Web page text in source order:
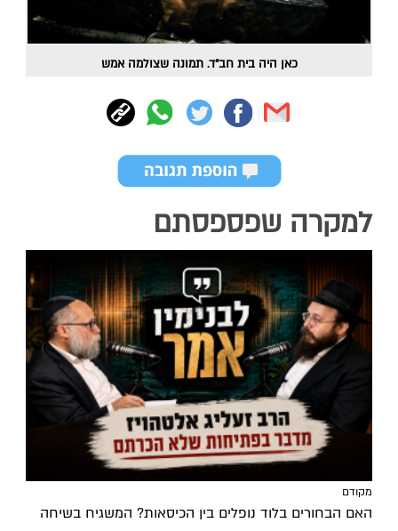
כאן היה בית חב"ד. תמונה שצולמה אמש
למקרה שפספסתם
מקודם
האם הבחורים בלוד נופלים בין הכיסאות? המשגיח בשיחה